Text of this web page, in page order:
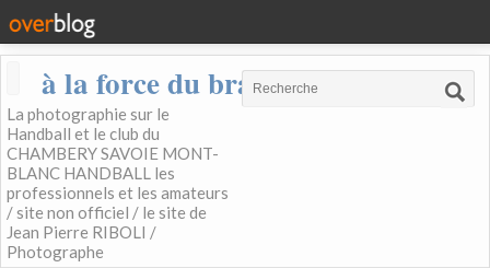
à la force du bras
La photographie sur le
Handball et le club du
CHAMBERY SAVOIE MONT-
BLANC HANDBALL les
professionnels et les amateurs
/ site non officiel / le site de
Jean Pierre RIBOLI /
Photographe